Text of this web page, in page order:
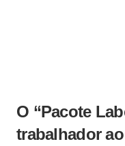
O “Pacote
trabalhador